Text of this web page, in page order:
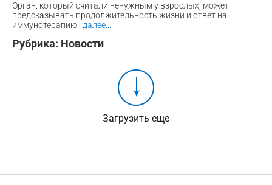
Орган, который считали ненужным у взрослых, может
предсказывать продолжительность жизни и ответ на
иммунотерапию. далее...
Рубрика: Новости
Загрузить еще